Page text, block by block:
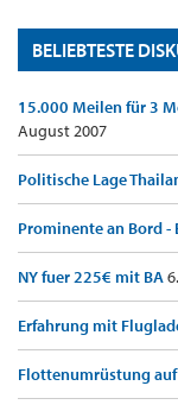
BELIEBTESTE
15.000 Meilen für 3
August 2007
Politische Lage
Prominente an Bord -
NY fuer 225€ mit BA
Erfahrung mit
Flottenumrüstung